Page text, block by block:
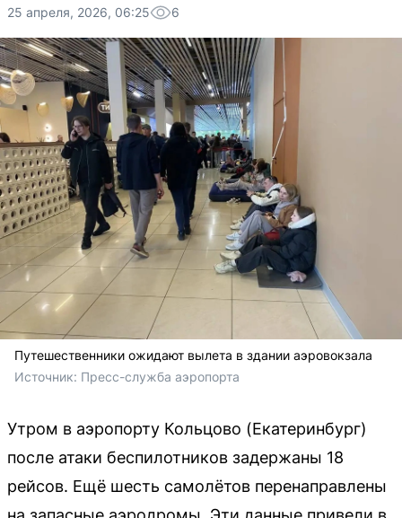
25 апреля, 2026, 06:25 6
Путешественники ожидают вылета в здании аэровокзала
Источник: Пресс-служба аэропорта
Утром в аэропорту Кольцово (Екатеринбург)
после атаки беспилотников задержаны 18
рейсов. Ещё шесть самолётов перенаправлены